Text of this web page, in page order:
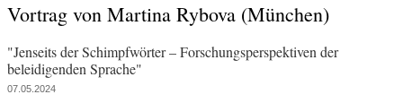
Vortrag von Martina Rybova (München)
"Jenseits der Schimpfwörter – Forschungsperspektiven der
beleidigenden Sprache"
07.05.2024